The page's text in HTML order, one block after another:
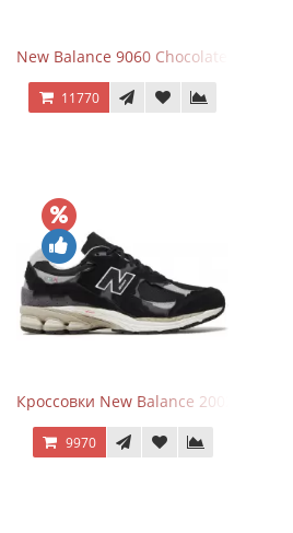
New Balance 9060 Chocolate Brown
11770
Кроссовки New Balance 2002R
9970